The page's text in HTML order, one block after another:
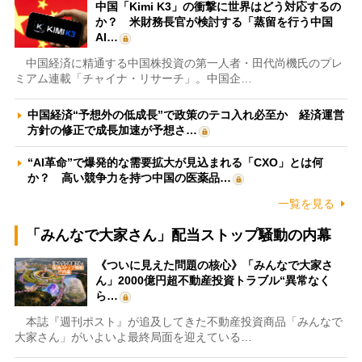
中国「Kimi K3」の衝撃に世界はどう対応するの
か？ 米財務長官が検討する「蒸留を行う中国
AI…
中国経済に精通する中国株投資の第一人者・田代尚機氏のプレ
ミアム連載「チャイナ・リサーチ」。中国企…
中国経済“予想外の低成長”で政策のテコ入れ必至か 経済運営
方針の修正で成長加速が予想さ…
“AI革命”で爆発的な需要拡大が見込まれる「CXO」とは何
か？ 高い競争力を持つ中国の医薬品…
一覧を見る
「みんなで大家さん」配当ストップ騒動の内幕
《ついに見えた問題の核心》「みんなで大家さ
ん」2000億円超不動産投資トラブル“異常なく
ら…
本誌『週刊ポスト』が追及してきた不動産投資商品「みんなで
大家さん」がいよいよ最終局面を迎えている…